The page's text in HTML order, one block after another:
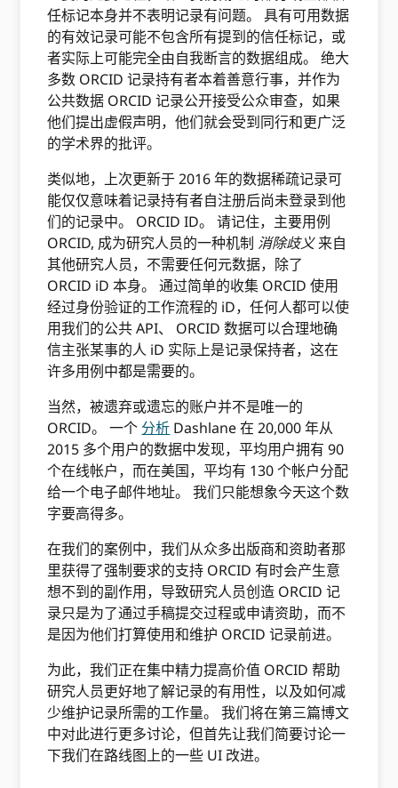
任标记本身并不表明记录有问题。 具有可用数据
的有效记录可能不包含所有提到的信任标记，或
者实际上可能完全由自我断言的数据组成。 绝大
多数 ORCID 记录持有者本着善意行事，并作为
公共数据 ORCID 记录公开接受公众审查，如果
他们提出虚假声明，他们就会受到同行和更广泛
的学术界的批评。
类似地，上次更新于 2016 年的数据稀疏记录可
能仅仅意味着记录持有者自注册后尚未登录到他
们的记录中。 ORCID ID。 请记住，主要用例
ORCID, 成为研究人员的一种机制 消除歧义来自
其他研究人员，不需要任何元数据，除了
ORCID iD 本身。 通过简单的收集 ORCID 使用
经过身份验证的工作流程的 iD，任何人都可以使
用我们的公共 API、 ORCID 数据可以合理地确
信主张某事的人 iD 实际上是记录保持者，这在
许多用例中都是需要的。
当然，被遗弃或遗忘的账户并不是唯一的
ORCID。 一个 分析 Dashlane 在 20,000 年从
2015 多个用户的数据中发现，平均用户拥有 90
个在线帐户，而在美国，平均有 130 个帐户分配
给一个电子邮件地址。 我们只能想象今天这个数
字要高得多。
在我们的案例中，我们从众多出版商和资助者那
里获得了强制要求的支持 ORCID 有时会产生意
想不到的副作用，导致研究人员创造 ORCID 记
录只是为了通过手稿提交过程或申请资助，而不
是因为他们打算使用和维护 ORCID 记录前进。
为此，我们正在集中精力提高价值 ORCID 帮助
研究人员更好地了解记录的有用性，以及如何减
少维护记录所需的工作量。 我们将在第三篇博文
中对此进行更多讨论，但首先让我们简要讨论一
下我们在路线图上的一些 UI 改进。